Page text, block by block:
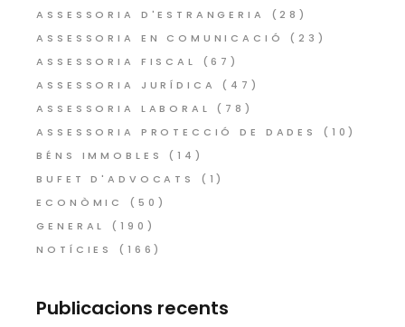
ASSESSORIA D'ESTRANGERIA
(28)
ASSESSORIA EN COMUNICACIÓ
(23)
ASSESSORIA FISCAL
(67)
ASSESSORIA JURÍDICA
(47)
ASSESSORIA LABORAL
(78)
ASSESSORIA PROTECCIÓ DE DADES
(10)
BÉNS IMMOBLES
(14)
BUFET D'ADVOCATS
(1)
ECONÒMIC
(50)
GENERAL
(190)
NOTÍCIES
(166)
Publicacions recents